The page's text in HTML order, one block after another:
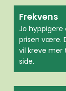
Frekvens
Jo hyppigere
prisen være.
vil kreve mer
side.